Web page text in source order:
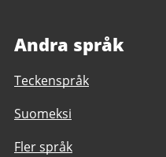
Andra språk
Teckenspråk
Suomeksi
Fler språk